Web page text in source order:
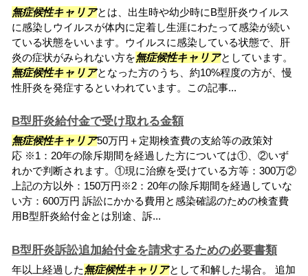
無症候性キャリアとは、出生時や幼少時にB型肝炎ウイルス
に感染しウイルスが体内に定着し生涯にわたって感染が続い
ている状態をいいます。ウイルスに感染している状態で、肝
炎の症状がみられない方を無症候性キャリアとしています。
無症候性キャリアとなった方のうち、約10%程度の方が、慢
性肝炎を発症するといわれています。この記事...
B型肝炎給付金で受け取れる金額
無症候性キャリア50万円＋定期検査費の支給等の政策対
応 ※1：20年の除斥期間を経過した方については①、②いず
れかで判断されます。①現に治療を受けている方等：300万②
上記の方以外：150万円※2：20年の除斥期間を経過していな
い方：600万円 訴訟にかかる費用と感染確認のための検査費
用B型肝炎給付金とは別途、訴...
B型肝炎訴訟追加給付金を請求するための必要書類
年以上経過した無症候性キャリアとして和解した場合。 追加